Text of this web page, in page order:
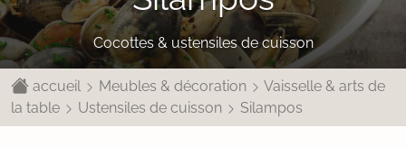
Cocottes & ustensiles de cuisson
accueil Meubles & décoration
Vaisselle & arts de
la table
Ustensiles de cuisson Silampos